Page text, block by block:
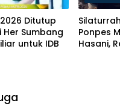
Ditutup
Her Sumbang
untuk IDB
Ponpes
Hasani,